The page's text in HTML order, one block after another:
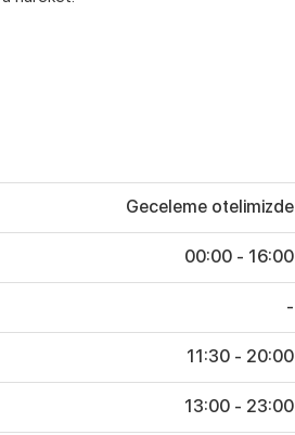
Geceleme otelimizde
00:00 - 16:00
-
11:30 - 20:00
13:00 - 23:00